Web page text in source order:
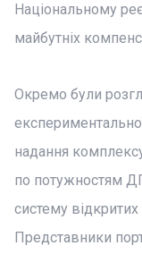
Національному
майбутніх
Окремо були
надання
по потужностям
систему
Представники